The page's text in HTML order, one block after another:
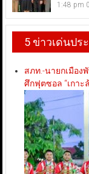
1:48 pm
5 ข่าวเด่นปร
สภท.-นายกเมือง
ศึกฟุตซอล “เกาะ